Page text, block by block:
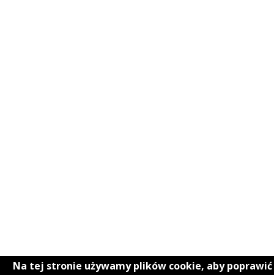
Na tej stronie używamy plików cookie, aby